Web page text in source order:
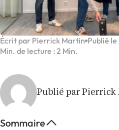
Écrit par Pierrick Martin Publié
Min. de lecture : 2 Min.
Publié par
Sommaire